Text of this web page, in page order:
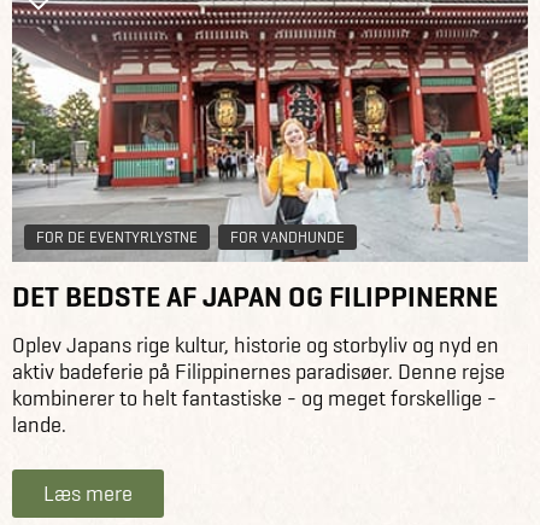
FOR DE EVENTYRLYSTNE FOR VANDHUNDE
DET BEDSTE AF JAPAN OG FILIPPINERNE
Oplev Japans rige kultur, historie og storbyliv og nyd en
aktiv badeferie på Filippinernes paradisøer. Denne rejse
kombinerer to helt fantastiske - og meget forskellige -
lande.
Læs mere